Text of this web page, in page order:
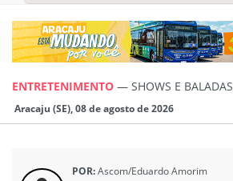
ENTRETENIMENTO — SHOWS E BALADAS
Aracaju (SE), 08 de agosto de 2026
POR:Ascom/Eduardo Amorim